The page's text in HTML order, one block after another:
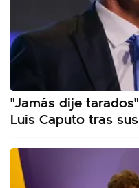
"Jamás dije
Luis Caputo tras